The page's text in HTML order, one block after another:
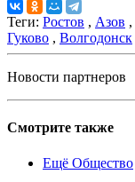
Теги: Ростов , Азов ,
Гуково , Волгодонск
Новости партнеров
Смотрите также
Ещё Общество